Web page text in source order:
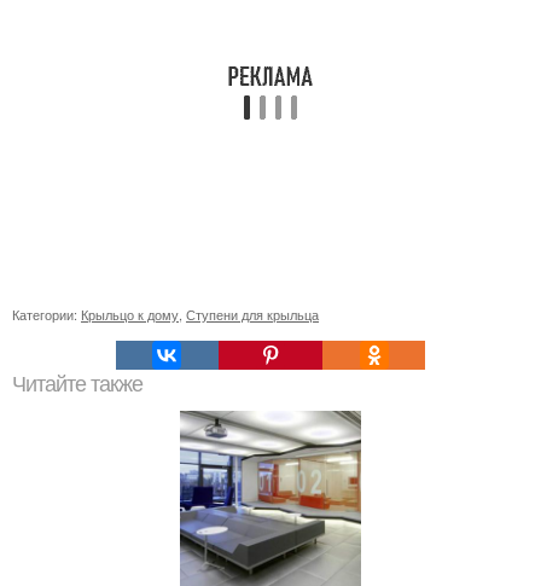
Категории: Крыльцо к дому Ступени для крыльца
Читайте также